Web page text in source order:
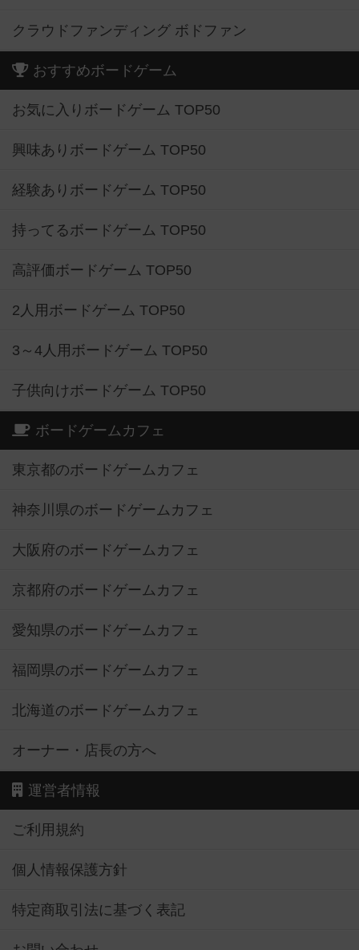
クラウドファンディング ボドファン
おすすめボードゲーム
お気に入りボードゲーム TOP50
興味ありボードゲーム TOP50
経験ありボードゲーム TOP50
持ってるボードゲーム TOP50
高評価ボードゲーム TOP50
2人用ボードゲーム TOP50
3～4人用ボードゲーム TOP50
子供向けボードゲーム TOP50
ボードゲームカフェ
東京都のボードゲームカフェ
神奈川県のボードゲームカフェ
大阪府のボードゲームカフェ
京都府のボードゲームカフェ
愛知県のボードゲームカフェ
福岡県のボードゲームカフェ
北海道のボードゲームカフェ
オーナー・店長の方へ
運営者情報
ご利用規約
個人情報保護方針
特定商取引法に基づく表記